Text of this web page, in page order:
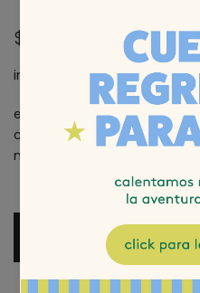
$1.990
incl. impuestos
el acondicionador ligero del
conseguir un cabello más
mientras lo protege contra